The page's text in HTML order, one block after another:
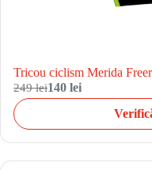
Tricou ciclism Merida
249 lei140 lei